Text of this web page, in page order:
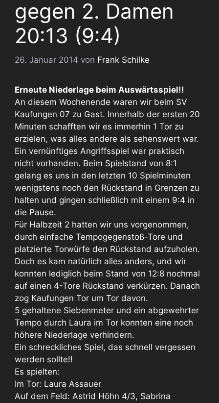
gegen 2. Damen
20:13 (9:4)
26. Januar 2014 von Frank Schilke
Erneute Niederlage beim Auswärtsspiel!!
An diesem Wochenende waren wir beim SV
Kaufungen 07 zu Gast. Innerhalb der ersten 20
Minuten schafften wir es immerhin 1 Tor zu
erzielen, was alles andere als sehenswert war.
Ein vernünftiges Angriffsspiel war praktisch
nicht vorhanden. Beim Spielstand von 8:1
gelang es uns in den letzten 10 Spielminuten
wenigstens noch den Rückstand in Grenzen zu
halten und gingen schließlich mit einem 9:4 in
die Pause.
Für Halbzeit 2 hatten wir uns vorgenommen,
durch einfache Tempogegenstoß-Tore und
platzierte Torwürfe den Rückstand aufzuholen.
Doch es kam natürlich alles anders, und wir
konnten lediglich beim Stand von 12:8 nochmal
auf einen 4-Tore Rückstand verkürzen. Danach
zog Kaufungen Tor um Tor davon.
5 gehaltene Siebenmeter und ein abgewehrter
Tempo durch Laura im Tor konnten eine noch
höhere Niederlage verhindern.
Ein schreckliches Spiel, das schnell vergessen
werden sollte!!
Es spielten:
Im Tor: Laura Assauer
Auf dem Feld: Astrid Höhn 4/3, Sabrina